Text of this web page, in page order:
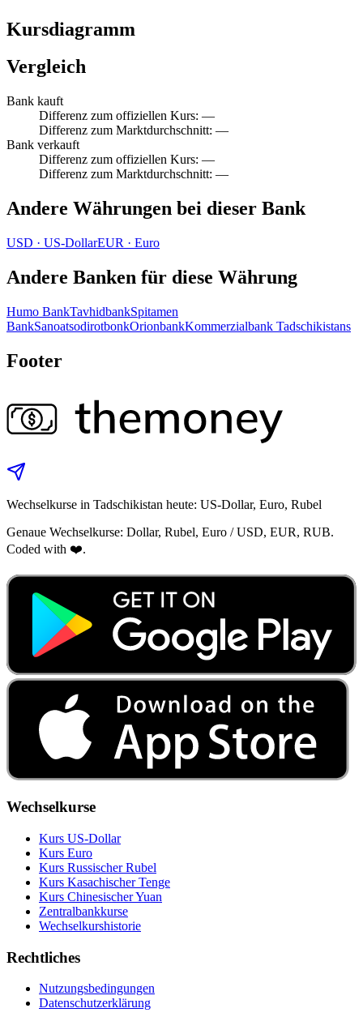
Kursdiagramm
Vergleich
Bank kauft
Differenz zum offiziellen Kurs: —
Differenz zum Marktdurchschnitt: —
Bank verkauft
Differenz zum offiziellen Kurs: —
Differenz zum Marktdurchschnitt: —
Andere Währungen bei dieser Bank
USD · US‑DollarEUR · Euro
Andere Banken für diese Währung
Humo BankTavhidbankSpitamen
BankSanoatsodirotbonkOrionbankKommerzialbank Tadschikistans
Footer
Wechselkurse in Tadschikistan heute: US‑Dollar, Euro, Rubel
Genaue Wechselkurse: Dollar, Rubel, Euro / USD, EUR, RUB.
Coded with ❤️.
Wechselkurse
Kurs US‑Dollar
Kurs Euro
Kurs Russischer Rubel
Kurs Kasachischer Tenge
Kurs Chinesischer Yuan
Zentralbankkurse
Wechselkurshistorie
Rechtliches
Nutzungsbedingungen
Datenschutzerklärung